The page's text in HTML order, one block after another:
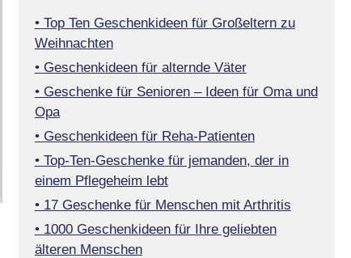
• Top Ten Geschenkideen für Großeltern zu
Weihnachten
• Geschenkideen für alternde Väter
• Geschenke für Senioren – Ideen für Oma und
Opa
• Geschenkideen für Reha-Patienten
• Top-Ten-Geschenke für jemanden, der in
einem Pflegeheim lebt
• 17 Geschenke für Menschen mit Arthritis
• 1000 Geschenkideen für Ihre geliebten
älteren Menschen